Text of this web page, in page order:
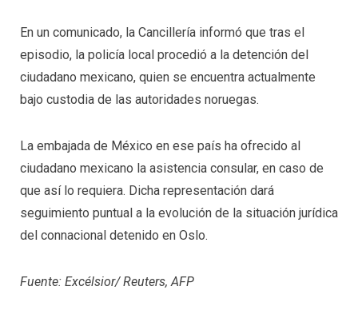
En un comunicado, la Cancillería informó que tras el
episodio, la policía local procedió a la detención del
ciudadano mexicano, quien se encuentra actualmente
bajo custodia de las autoridades noruegas.
La embajada de México en ese país ha ofrecido al
ciudadano mexicano la asistencia consular, en caso de
que así lo requiera. Dicha representación dará
seguimiento puntual a la evolución de la situación jurídica
del connacional detenido en Oslo.
Fuente: Excélsior/ Reuters, AFP